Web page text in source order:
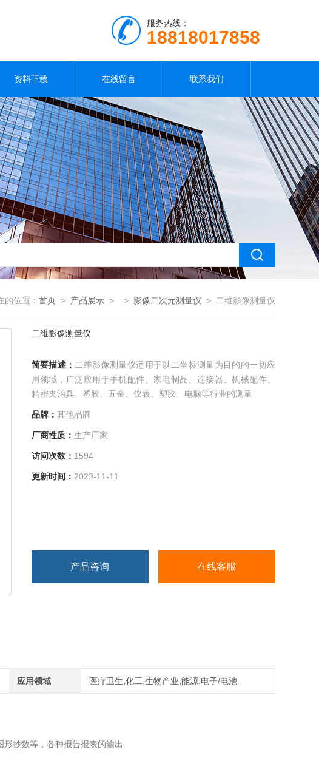
服务热线：
18818017858
资料下载 在线留言 联系我们
的位置： 首页 > 产品展示 > > 影像二次元测量仪 > 二维影像测量仪
二维影像测量仪
简要描述： 二维影像测量仪适用于以二坐标测量为目的的一切应
用领域，广泛应用于手机配件、家电制品、连接器、机械配件、
精密夹治具、塑胶、五金、仪表、塑胶、电脑等行业的测量
品牌： 其他品牌
厂商性质： 生产厂家
访问次数： 1594
更新时间： 2023-11-11
产品咨询 在线客服
应用领域 医疗卫生,化工,生物产业,能源,电子/电池
抄数等，各种报告报表的输出